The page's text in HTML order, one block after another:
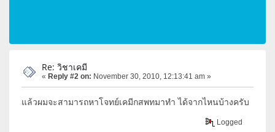
Re: วิชาเคมี
« Reply #2 on: November 30, 2010, 12:13:41 am »
แล้วผมจะสามารถหาโจทย์เคมีกสพทมาทำ ได้จากไหนบ้างครับ
Logged